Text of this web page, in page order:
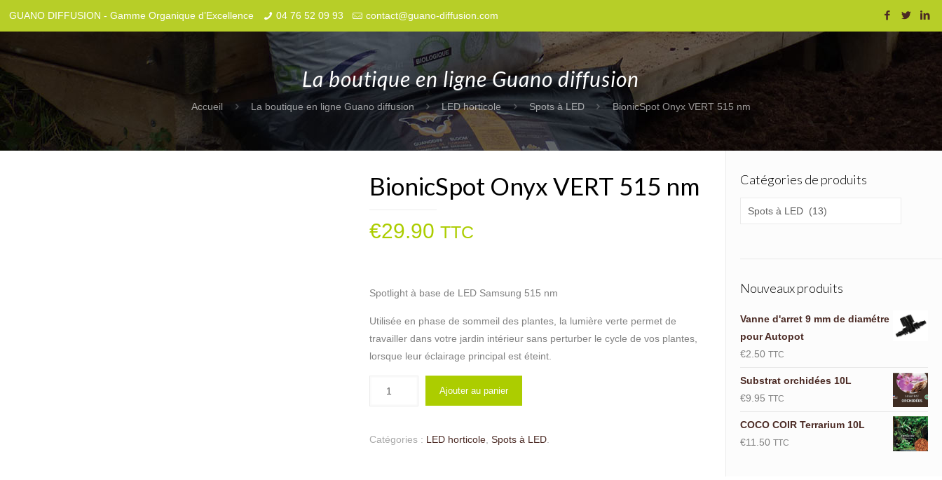
GUANO DIFFUSION - Gamme Organique d’Excellence 04 76 52 09 93 contact@guano-diffusion.com
La boutique en ligne Guano diffusion
Accueil La boutique en ligne Guano diffusion LED horticole Spots à LED BionicSpot Onyx VERT 515 nm
BionicSpot Onyx VERT 515 nm
€29.90 TTC
Spotlight à base de LED Samsung 515 nm
Utilisée en phase de sommeil des plantes, la lumière verte permet de
travailler dans votre jardin intérieur sans perturber le cycle de vos plantes,
lorsque leur éclairage principal est éteint.
Ajouter au panier
Catégories : LED horticole ,Spots à LED
Catégories de produits
Nouveaux produits
Vanne d'arret 9 mm de diamétre
pour Autopot
€2.50 TTC
Substrat orchidées 10L
€9.95 TTC
COCO COIR Terrarium 10L
€11.50 TTC